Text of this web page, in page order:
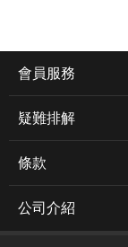
會員服務
疑難排解
條款
公司介紹